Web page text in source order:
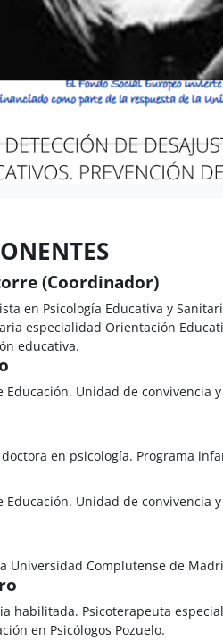
(Coordinador)
en Psicología Educativa y
especialidad Orientación
educativa.
Unidad de convivencia
en psicología. Programa
Unidad de convivencia
Universidad Complutense de
habilitada. Psicoterapeuta
en Psicólogos Pozuelo.